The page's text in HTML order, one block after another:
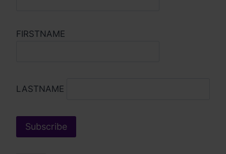
FIRSTNAME
LASTNAME